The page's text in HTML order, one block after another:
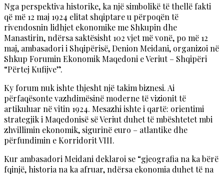
Nga perspektiva historike, ka një simbolikë të thellë fakti
që më 12 maj 1924 elitat shqiptare u përpoqën të
rivendosnin lidhjet ekonomike me Shkupin dhe
Manastirin, ndërsa saktësisht 102 vjet më vonë, po më 12
maj, ambasadori i Shqipërisë, Denion Meidani, organizoi në
Shkup Forumin Ekonomik Maqedoni e Veriut – Shqipëri
“Përtej Kufijve”.
Ky forum nuk ishte thjesht një takim biznesi. Ai
përfaqësonte vazhdimësinë moderne të vizionit të
artikuluar në vitin 1924. Mesazhi ishte i qartë: orientimi
strategjik i Maqedonisë së Veriut duhet të mbështetet mbi
zhvillimin ekonomik, sigurinë euro – atlantike dhe
përfundimin e Korridorit VIII.
Kur ambasadori Meidani deklaroi se “gjeografia na ka bërë
fqinjë, historia na ka afruar, ndërsa ekonomia duhet të na